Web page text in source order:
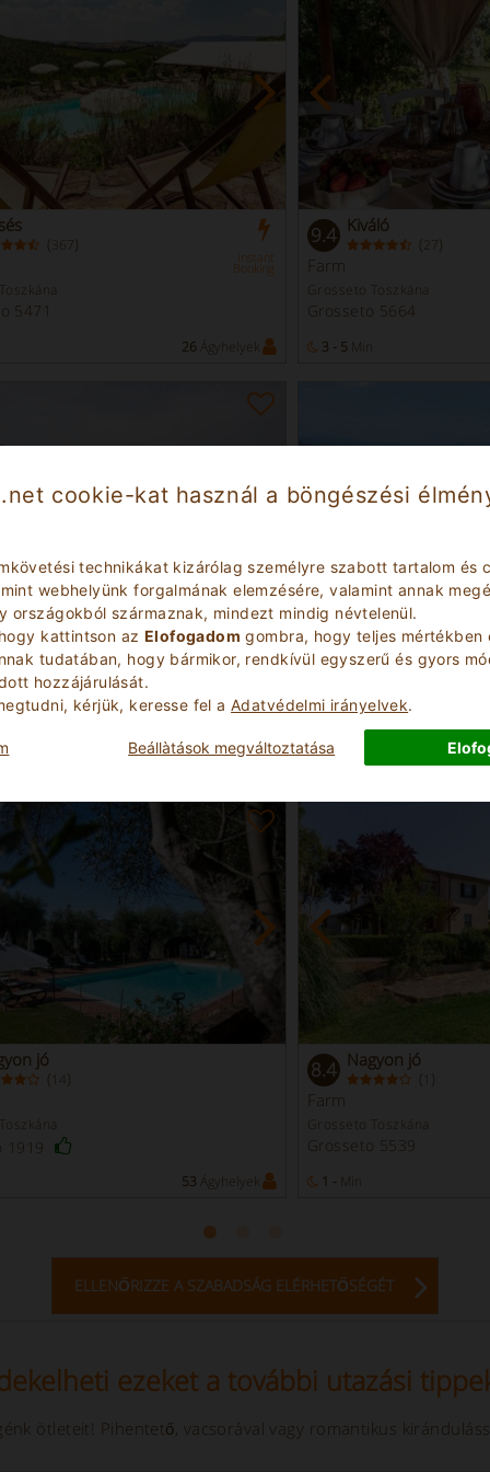
cookie-kat használ a böngészési
technikákat kizárólag személyre szabott tartalom és
webhelyünk forgalmának elemzésére, valamint annak
országokból származnak, mindezt mindig névtelenül.
kattintson az Elofogadom gombra, hogy teljes mértékben
tudatában, hogy bármikor, rendkívül egyszerű és gyors
hozzájárulását.
kérjük, keresse fel aAdatvédelmi irányelvek.
Beállà­tások megváltoztatása
( 367 )
Instant
Booking
5471
26 Ágyhelyek
9.4 Kiváló
(27 )
Farm
Grosseto Toszkána
Grosseto 5664
3 - 5 Min
(3)
hotel
9.1 Kiváló
(49)
Grosseto Toszkána
Valdorcia 4818
Min
jó
( 14 )
1919
53 Ágyhelyek
8.4 Nagyon jó
( )
Farm
Grosseto Toszkána
Grosseto 5539
1 - Min
ELLENŐRIZZE A SZABADSÁG ELÉRHETŐSÉGÉT
ezeket a további utazási
ötleteit! Pihentető, vacsorával vagy romantikus